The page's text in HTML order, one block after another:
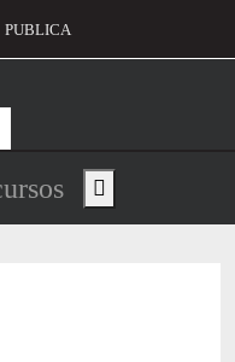
d'usuari
PUBLICA
de
Show main menu